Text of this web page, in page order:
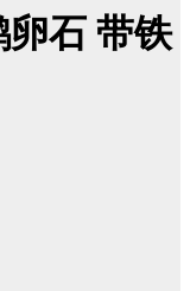
卵石 带铁